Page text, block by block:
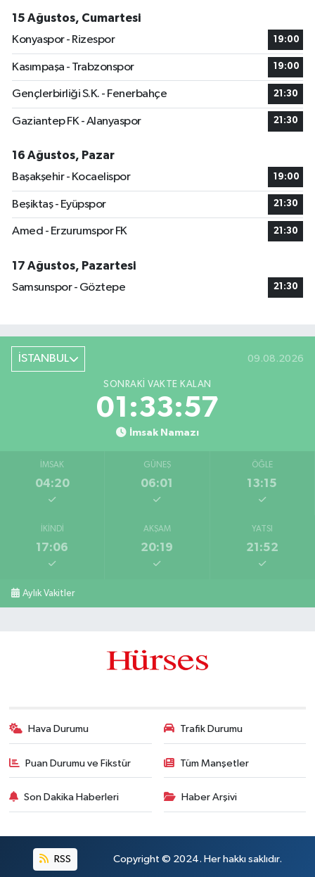
15 Ağustos, Cumartesi
Konyaspor - Rizespor
19:00
Kasımpaşa - Trabzonspor 19:00
Gençlerbirliği S.K. - Fenerbahçe 21:30
Gaziantep FK - Alanyaspor 21:30
16 Ağustos, Pazar
Başakşehir - Kocaelispor
19:00
Beşiktaş - Eyüpspor 21:30
Amed - Erzurumspor FK 21:30
17 Ağustos, Pazartesi
Samsunspor - Göztepe
21:30
İSTANBUL 09.08.2026
SONRAKI VAKTE KALAN
01:33:57
İmsak Namazı
İMSAK
04:20
GÜNEŞ
06:01
ÖĞLE
13:15
İKINDI
17:06
AKŞAM
20:19
YATSI
21:52
Aylık Vakitler
Hava Durumu Trafik Durumu
Puan Durumu ve Fikstür Tüm Manşetler
Son Dakika Haberleri Haber Arşivi
RSS Copyright © 2024. Her hakkı saklıdır.